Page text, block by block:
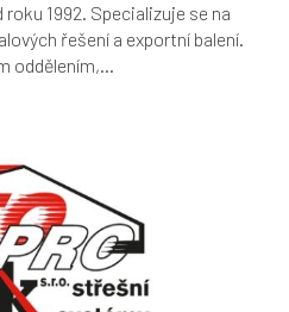
1992. Specializuje se na
řešení a exportní balení.
oddělením,...